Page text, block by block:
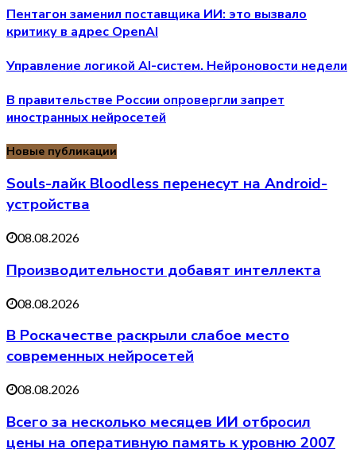
Пентагон заменил поставщика ИИ: это вызвало
критику в адрес OpenAI
Управление логикой AI-систем. Нейроновости недели
В правительстве России опровергли запрет
иностранных нейросетей
Новые публикации
Souls-лайк Bloodless перенесут на Android-
устройства
08.08.2026
Производительности добавят интеллекта
08.08.2026
В Роскачестве раскрыли слабое место
современных нейросетей
08.08.2026
Всего за несколько месяцев ИИ отбросил
цены на оперативную память к уровню 2007